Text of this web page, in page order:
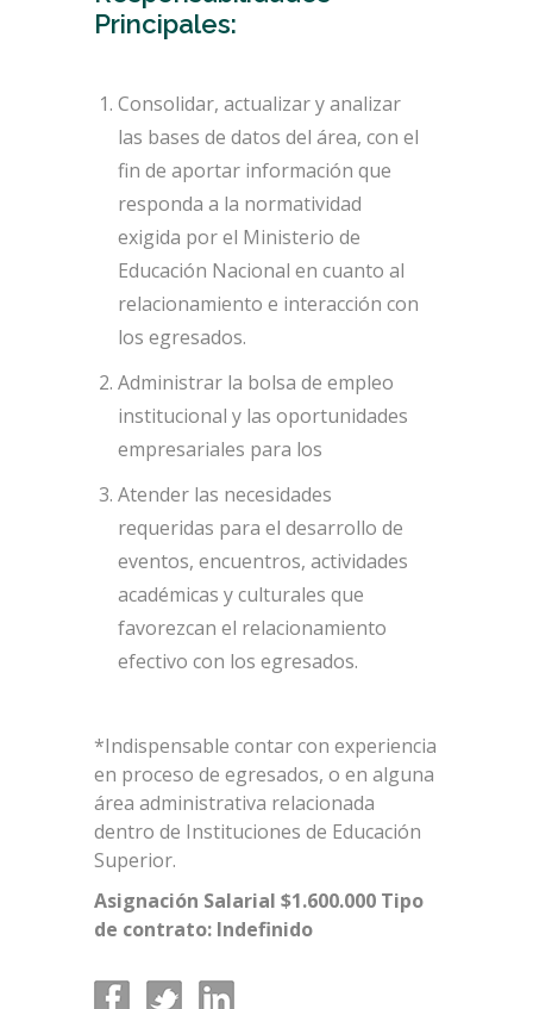
Principales:
Consolidar, actualizar y analizar
las bases de datos del área, con el
fin de aportar información que
responda a la normatividad
exigida por el Ministerio de
Educación Nacional en cuanto al
relacionamiento e interacción con
los egresados.
Administrar la bolsa de empleo
institucional y las oportunidades
empresariales para los
Atender las necesidades
requeridas para el desarrollo de
eventos, encuentros, actividades
académicas y culturales que
favorezcan el relacionamiento
efectivo con los egresados.
*Indispensable contar con experiencia
en proceso de egresados, o en alguna
área administrativa relacionada
dentro de Instituciones de Educación
Superior.
Asignación Salarial $1.600.000 Tipo
de contrato: Indefinido